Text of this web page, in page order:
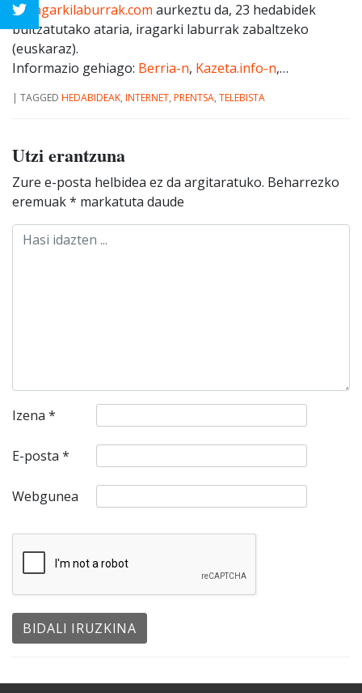
4.iragarkilaburrak.com aurkeztu da, 23 hedabidek
bultzatutako ataria, iragarki laburrak zabaltzeko
(euskaraz).
Informazio gehiago: Berria-n, Kazeta.info-n,…
| TAGGED HEDABIDEAK, INTERNET, PRENTSA, TELEBISTA
Utzi erantzuna
Zure e-posta helbidea ez da argitaratuko. Beharrezko
eremuak* markatuta daude
Izena *
E-posta *
Webgunea